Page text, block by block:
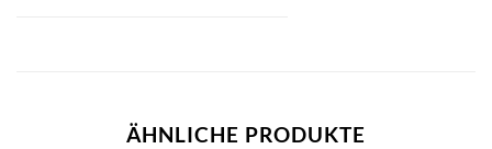
ÄHNLICHE PRODUKTE